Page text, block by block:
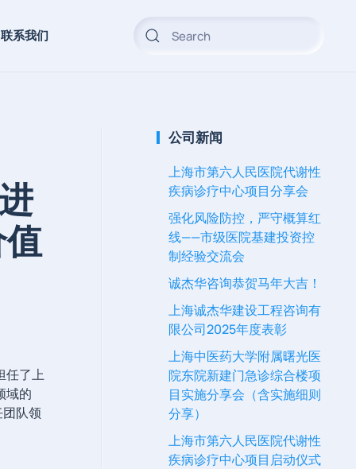
联系我们
任了上
域的
队领
公司新闻
上海市第六人民医院代谢性
疾病诊疗中心项目分享会
强化风险防控，严守概算红
线——市级医院基建投资控
制经验交流会
诚杰华咨询恭贺马年大吉！
上海诚杰华建设工程咨询有
限公司2025年度表彰
上海中医药大学附属曙光医
院东院新建门急诊综合楼项
目实施分享会（含实施细则
分享）
上海市第六人民医院代谢性
疾病诊疗中心项目启动仪式